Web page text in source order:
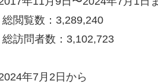
総閲覧数：3,289,240
総訪問者数：3,102,723
年7月2日から